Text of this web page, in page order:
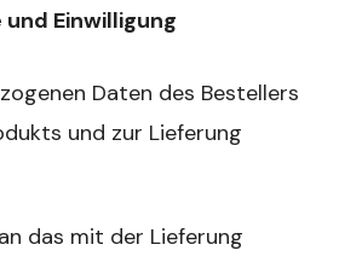
Einwilligung
Daten des Bestellers
und zur Lieferung
das mit der Lieferung